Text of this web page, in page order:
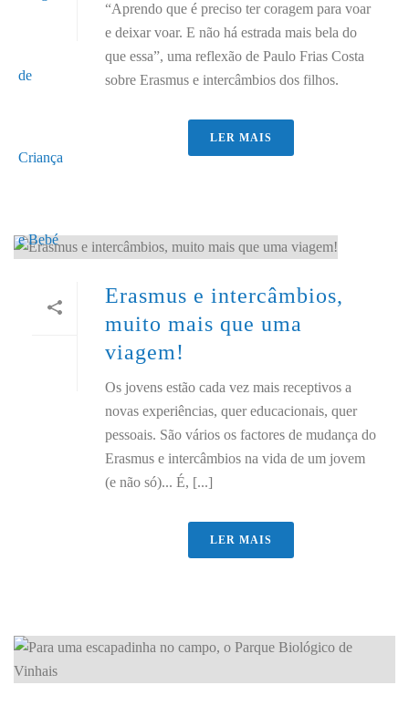
“Aprendo que é preciso ter coragem para voar
e deixar voar. E não há estrada mais bela do
que essa”, uma reflexão de Paulo Frias Costa
sobre Erasmus e intercâmbios dos filhos.
LER MAIS
Erasmus e intercâmbios,
muito mais que uma
viagem!
Os jovens estão cada vez mais receptivos a
novas experiências, quer educacionais, quer
pessoais. São vários os factores de mudança do
Erasmus e intercâmbios na vida de um jovem
(e não só)... É, [...]
LER MAIS